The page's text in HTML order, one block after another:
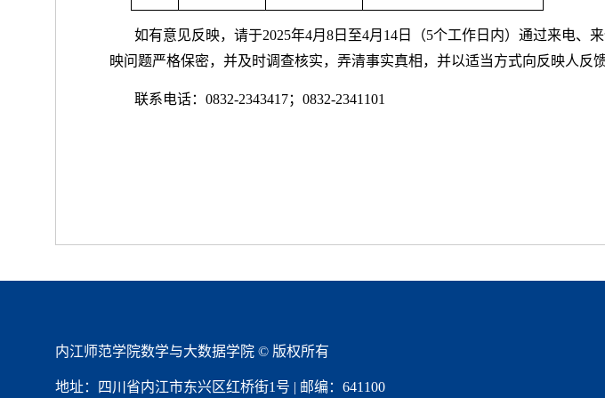
如有意见反映，请于2025年4月 8 日至4月 14 日（5个工作日内）通过来电、
映问题严格保密，并及时调查核实，弄清事实真相，并以适当方式向反映人反馈
联系电话： 0832-2343417； 0832-2341101
内江师范学院数学与大数据学院 © 版权所有
地址：四川省内江市东兴区红桥街1号 | 邮编：641100